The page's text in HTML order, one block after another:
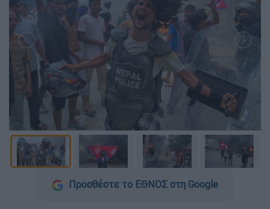
Προσθέστε το ΕΘΝΟΣ στη Google